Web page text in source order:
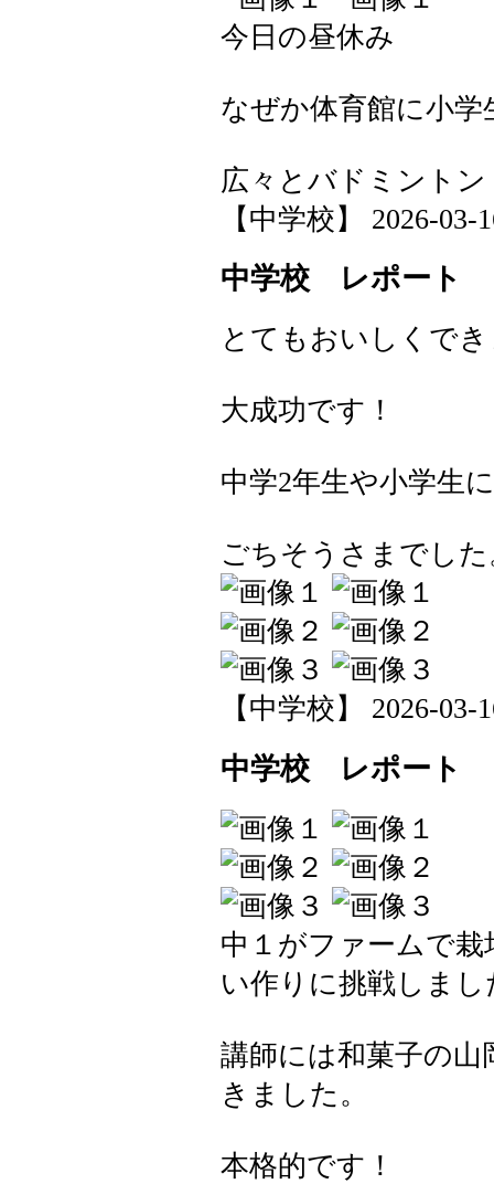
今日の昼休み
なぜか体育館に小
広々とバドミントン
【中学校】 2026-03-
中学校 レポート
とてもおいしくで
大成功です！
中学2年生や小学生
ごちそうさまでし
【中学校】 2026-03-
中学校 レポート
中１がファームで
い作りに挑戦しまし
講師には和菓子の
きました。
本格的です！